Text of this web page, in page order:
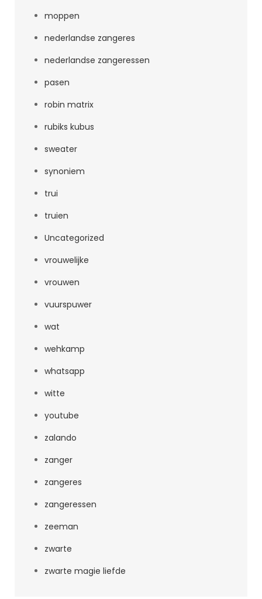
moppen
nederlandse zangeres
nederlandse zangeressen
pasen
robin matrix
rubiks kubus
sweater
synoniem
trui
truien
Uncategorized
vrouwelijke
vrouwen
vuurspuwer
wat
wehkamp
whatsapp
witte
youtube
zalando
zanger
zangeres
zangeressen
zeeman
zwarte
zwarte magie liefde